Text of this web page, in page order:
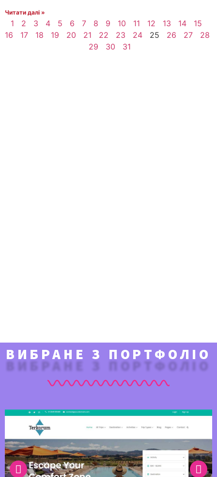
Читати далі »
1 2 3 4 5 6 7 8 9 10 11 12 13 14
15
16
17 18 19 20 21 22 23 24 25 26 27
28
29
30 31
ВИБРАНЕ З ПОРТФОЛІО